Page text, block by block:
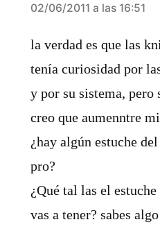
dice:
02/06/2011 a las 16:51
la verdad es que las
tenía curiosidad por
y por su sistema, pero
creo que aumenntre
¿hay algún estuche
pro?
¿Qué tal las el
vas a tener? sabes